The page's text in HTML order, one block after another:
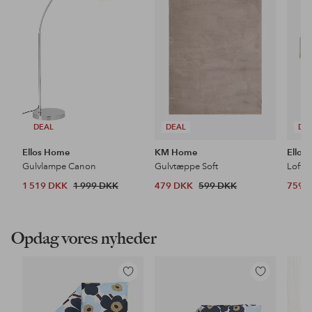
DEAL
Ellos Home
Gulvlampe Canon
1 519 DKK 1 999 DKK
DEAL
KM Home
Gulvtæppe Soft
479 DKK 599 DKK
Ellos
759
Opdag vores nyheder
Tilføj
til
favoritter
Tilføj
favoritter